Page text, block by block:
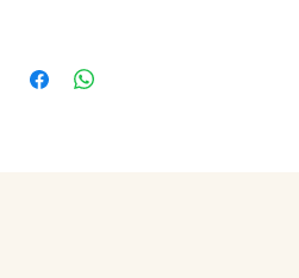
Le rubis est une pierre précieuse qui